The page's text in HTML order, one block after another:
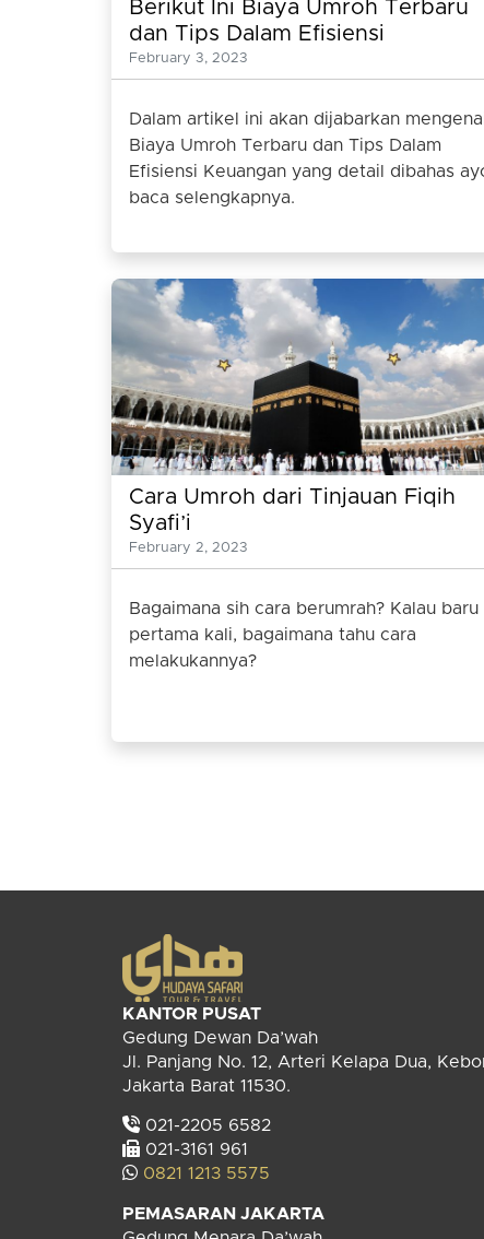
Berikut Ini Biaya Umroh Terbaru
dan Tips Dalam Efisiensi
Keuangan
February 3, 2023
Dalam artikel ini akan dijabarkan
Biaya Umroh Terbaru dan Tips Dalam
Efisiensi Keuangan yang detail dibahas
baca selengkapnya.
Cara Umroh dari Tinjauan Fiqih
Syafi’i
February 2, 2023
Bagaimana sih cara berumrah? Kalau baru
pertama kali, bagaimana tahu cara
melakukannya?
KANTOR PUSAT
Gedung Dewan Da’wah
Jl. Panjang No. 12, Arteri Kelapa Dua,
Jakarta Barat 11530.
021-2205 6582
021-3161 961
0821 1213 5575
PEMASARAN JAKARTA